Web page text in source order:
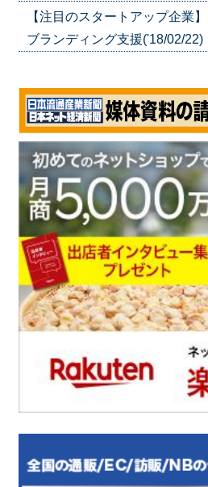
【注目のスタートアップ企業
ブランディング支援('18/02/22)